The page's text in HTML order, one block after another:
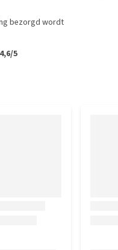
bezorgd wordt
4,6/5